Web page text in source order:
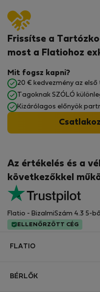
Az értékelés és a
következőkkel
Flatio - BizalmiSzám 4.3 5-
ELLENŐRZÖTT CÉG
Frissítse a
most a Flatiohoz
Mit fogsz kapni?
20 € kedvezmény az
Tagoknak SZÓLÓ
Kizárólagos előnyök
FLATIO
BÉRLŐK